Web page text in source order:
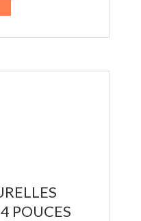
POUCES